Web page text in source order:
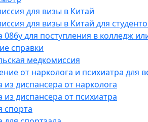
для визы в Китай
для визы в Китай для
086у для поступления в колледж
справки
медкомиссия
от нарколога и психиатра для
из диспансера от нарколога
из диспансера от психиатра
спорта